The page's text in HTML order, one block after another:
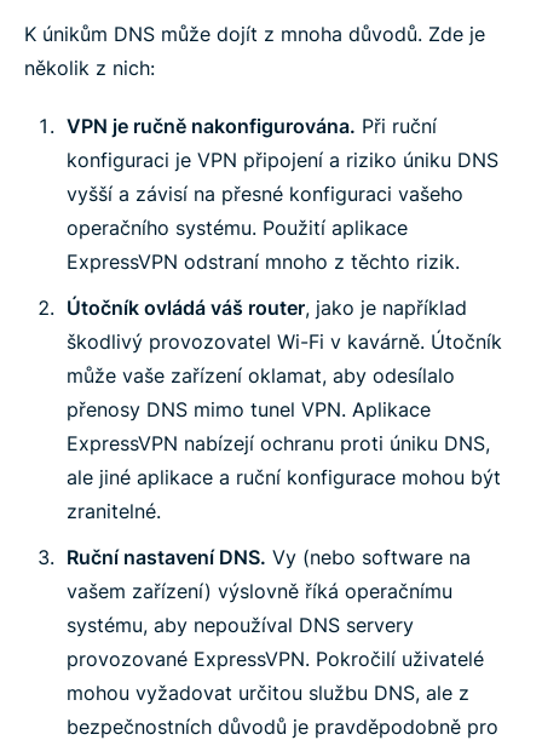
K únikům DNS může dojít z mnoha důvodů. Zde je
několik z nich:
VPN je ručně nakonfigurována. Při ruční
konfiguraci je VPN připojení a riziko úniku DNS
vyšší a závisí na přesné konfiguraci vašeho
operačního systému. Použití aplikace
ExpressVPN odstraní mnoho z těchto rizik.
Útočník ovládá váš router, jako je například
škodlivý provozovatel Wi-Fi v kavárně. Útočník
může vaše zařízení oklamat, aby odesílalo
přenosy DNS mimo tunel VPN. Aplikace
ExpressVPN nabízejí ochranu proti úniku DNS,
ale jiné aplikace a ruční konfigurace mohou být
zranitelné.
Ruční nastavení DNS. Vy (nebo software na
vašem zařízení) výslovně říká operačnímu
systému, aby nepoužíval DNS servery
provozované ExpressVPN. Pokročilí uživatelé
mohou vyžadovat určitou službu DNS, ale z
bezpečnostních důvodů je pravděpodobně pro